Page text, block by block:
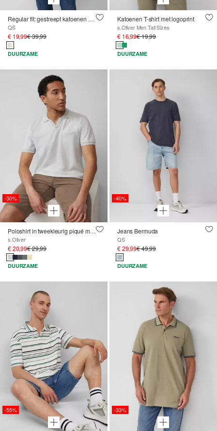
Regular fit: gestreept katoenen overhemd met opstaande kraag
QS
€ 19,99€ 39,99
DUURZAME
Katoenen T-shirt met logoprint
s.Oliver Men Tall Sizes
€ 16,99€ 19,99
DUURZAME
-30%
Poloshirt in tweekleurig piqué met borstzakje
s.Oliver
€ 20,99€ 29,99
DUURZAME
-40%
Jeans Bermuda
QS
€ 29,99€ 49,99
DUURZAME
-55% -33%